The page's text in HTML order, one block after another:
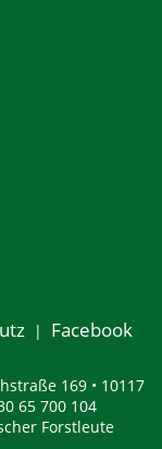
Facebook
169 • 10117
65 700 104
Forstleute